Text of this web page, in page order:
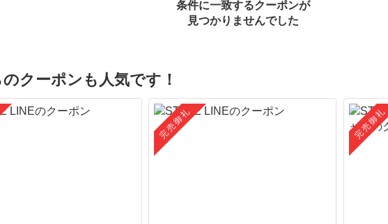
条件に一致するクーポンが
見つかりませんでした
クーポンも人気です！
完売御礼 完売御礼